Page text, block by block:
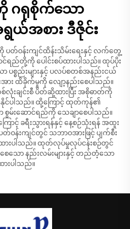
ဂရုစိုက်သော
အစား ဒီဇိုင်း
ပတ်ဝန်းကျင်ထိန်းသိမ်းရေးနှင့် လက်တွေ့
ရည်တို့ကို ပေါင်းစပ်ထားပါသည်။ ထုပ်ပိုး
ပစ္စည်းများနှင့် ပလပ်စတစ်အနည်းငယ်
ား ထိခိုက်မှုကို လျော့နည်းစေပါသည်။
လုံးချင်းစီ ပိတ်ဆို့ထားပြီး အစိုဓာတ်ကို
နိုင်ပါသည်။ ထို့ကြောင့် ထုတ်ကုန်၏
းဆောင်ရည်ကို သေချာစေပါသည်။
ာင့် ခရီးသွားရန်နှင့် နေ့စဉ်သုံးရန် အထူး
ဝန်းကျင်တွင် သဘာဝအားဖြင့် ပျက်စီး
ားပါသည်။ ထုတ်လုပ်မှုလုပ်ငန်းစဉ်တွင်
ေသော နည်းလမ်းများနှင့် တည်တံ့သော
ားပါသည်။